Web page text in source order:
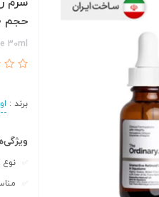
حجم 30 میلی لیتر
30ml
برند :